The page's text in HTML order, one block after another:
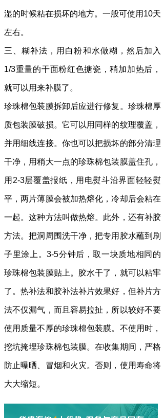
湿的时候粘在损坏的地方。一般可使用10天
左右。
三、糊补法，用白粉和水做糊，然后加入
1/3重量的干面粉红色搪瓷，稍加加热后，
就可以用来补膜了。
珍珠棉包装膜拆卸后应进行修复。珍珠棉厚
质包装膜破损。它可以用同样的纹理覆盖，
并用细线连接。你也可以把损坏的部分清理
干净，用稍大一点的珍珠棉包装膜盖住孔，
用2-3层覆盖报纸，用电熨斗沿界面轻轻熨
平，两片薄膜会被加热熔化，冷却后会粘在
一起。这种方法叫做热熔。此外，还有补胶
方法。把洞周围洗干净，把专用胶水蘸到刷
子里涂上。3-5分钟后，取一块质地相同的
珍珠棉包装膜贴上。胶水干了，就可以粘牢
了。热补法和胶补法补片效果好，但补片方
法不仅漏气，而且容易拉扯，所以较好不要
使用质量不厚的珍珠棉包装膜。不使用时，
挖坑掩埋珍珠棉包装膜。在收集期间，严格
防止曝晒、冒烟和火灾。否则，使用寿命将
大大缩短。